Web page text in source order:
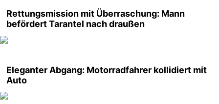
Rettungsmission mit Überraschung: Mann
befördert Tarantel nach draußen
Eleganter Abgang: Motorradfahrer kollidiert mit
Auto